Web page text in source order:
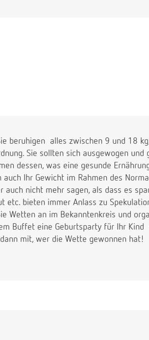
beruhigen  alles zwischen 9 und 18
Sie sollten sich ausgewogen und
dessen, was eine gesunde
Ihr Gewicht im Rahmen des
auch nicht mehr sagen, als dass es
etc. bieten immer Anlass zu
Wetten an im Bekanntenkreis und
Buffet eine Geburtsparty für Ihr Kind
mit, wer die Wette gewonnen hat!